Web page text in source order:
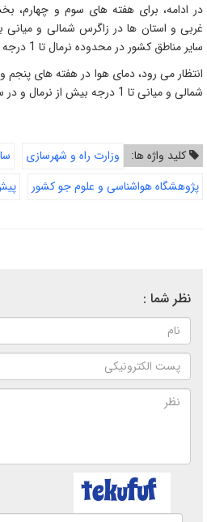
در ادامه، برای هفته‌ های سوم و چهارم،
سایر مناطق کشور در محدوده نرمال تا 1 درجه کمتر از آن خواهد بود.
انتظار می ‌رود، دمای هوا در هفته ‌های
شمالی و میانی تا 1 درجه بیش از نرمال و در سایر مناطق در محدوده نرمال باشد.
کلید واژه ها: وزارت راه و شهرسازی
پژوهشگاه هواشناسی و علوم جو کشور
نظر شما :